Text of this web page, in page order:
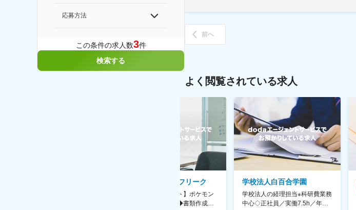
応募方法
この条件の求人数3件
検索する
前へ
よく閲覧されている求人
株式会社ゲームフリーク
【庶務アシスタント】ポケモン
シリーズ開発企業◆書類作成・
学校法人白百合学園
学校法人の経理担当※科研費業務
中心◇正社員／実働7.5h／年休